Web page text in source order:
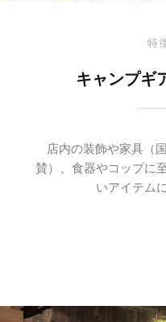
特
キャンプギ
店内の装飾や家具（
賛）、食器やコップに
いアイテム